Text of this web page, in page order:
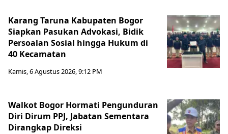
Karang Taruna Kabupaten Bogor
Siapkan Pasukan Advokasi, Bidik
Persoalan Sosial hingga Hukum di
40 Kecamatan
Kamis, 6 Agustus 2026, 9:12 PM
Walkot Bogor Hormati Pengunduran
Diri Dirum PPJ, Jabatan Sementara
Dirangkap Direksi